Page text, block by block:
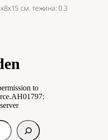
см. тежина: 0.3